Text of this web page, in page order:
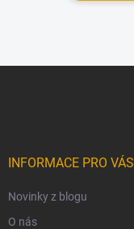
INFORMACE PRO VÁS
Novinky z blogu
O nás